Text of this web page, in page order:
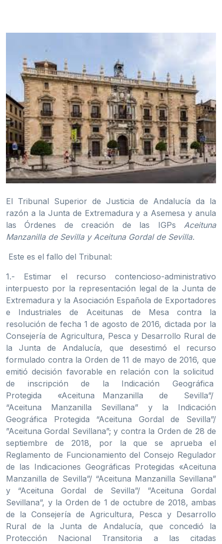
El Tribunal Superior de Justicia de Andalucía da la
razón a la Junta de Extremadura y a Asemesa y anula
las Órdenes de creación de las IGPs Aceituna
Manzanilla de Sevilla y Aceituna Gordal de Sevilla.
Este es el fallo del Tribunal:
1.- Estimar el recurso contencioso-administrativo
interpuesto por la representación legal de la Junta de
Extremadura y la Asociación Española de Exportadores
e Industriales de Aceitunas de Mesa contra la
resolución de fecha 1 de agosto de 2016, dictada por la
Consejería de Agricultura, Pesca y Desarrollo Rural de
la Junta de Andalucía, que desestimó el recurso
formulado contra la Orden de 11 de mayo de 2016, que
emitió decisión favorable en relación con la solicitud
de inscripción de la Indicación Geográfica
Protegida «Aceituna Manzanilla de Sevilla”/
“Aceituna Manzanilla Sevillana” y la Indicación
Geográfica Protegida “Aceituna Gordal de Sevilla”/
”Aceituna Gordal Sevillana”; y contra la Orden de 28 de
septiembre de 2018, por la que se aprueba el
Reglamento de Funcionamiento del Consejo Regulador
de las Indicaciones Geográficas Protegidas «Aceituna
Manzanilla de Sevilla”/ “Aceituna Manzanilla Sevillana”
y “Aceituna Gordal de Sevilla”/ ”Aceituna Gordal
Sevillana”, y la Orden de 1 de octubre de 2018, ambas
de la Consejería de Agricultura, Pesca y Desarrollo
Rural de la Junta de Andalucía, que concedió la
Protección Nacional Transitoria a las citadas